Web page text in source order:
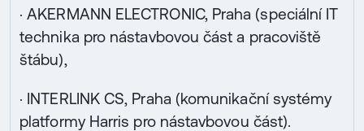
· AKERMANN ELECTRONIC, Praha (speciální IT
technika pro nástavbovou část a pracoviště
štábu),
· INTERLINK CS, Praha (komunikační systémy
platformy Harris pro nástavbovou část).